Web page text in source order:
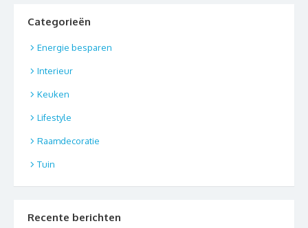
Categorieën
Energie besparen
Interieur
Keuken
Lifestyle
Raamdecoratie
Tuin
Recente berichten